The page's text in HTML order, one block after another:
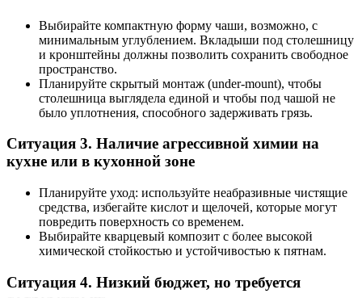
Выбирайте компактную форму чаши, возможно, с
минимальным углублением. Вкладыши под столешницу
и кронштейны должны позволить сохранить свободное
пространство.
Планируйте скрытый монтаж (under-mount), чтобы
столешница выглядела единой и чтобы под чашой не
было уплотнения, способного задерживать грязь.
Ситуация 3. Наличие агрессивной химии на
кухне или в кухонной зоне
Планируйте уход: используйте неабразивные чистящие
средства, избегайте кислот и щелочей, которые могут
повредить поверхность со временем.
Выбирайте кварцевый композит с более высокой
химической стойкостью и устойчивостью к пятнам.
Ситуация 4. Низкий бюджет, но требуется